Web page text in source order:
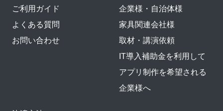
ご利用ガイド
よくある質問
お問い合わせ
企業様・自治体様
家具関連会社様
取材・講演依頼
IT導入補助金を利用して
アプリ制作を希望される
企業様へ